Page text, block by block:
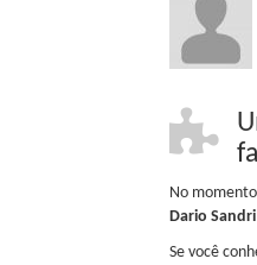
No
Dario Sandri
Se você